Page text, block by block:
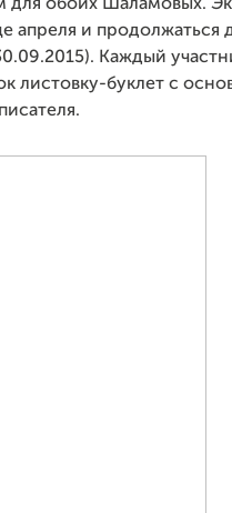
для обоих Шаламовых.
апреля и продолжаться
Каждый
листовку-буклет с